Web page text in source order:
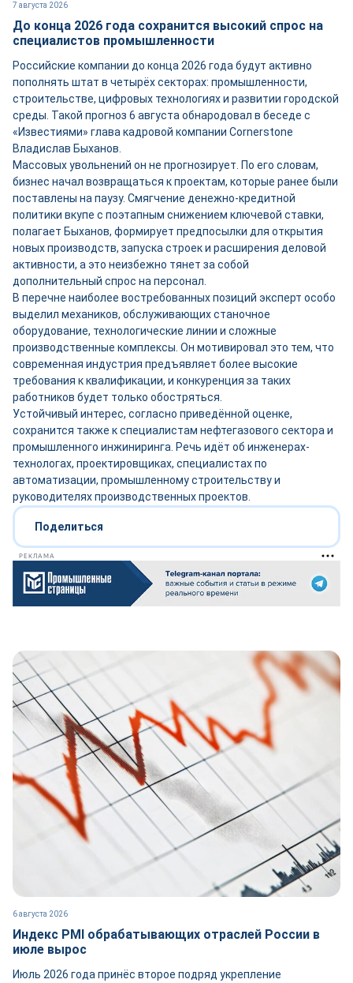
7 августа 2026
До конца 2026 года сохранится высокий спрос на
специалистов промышленности
Российские компании до конца 2026 года будут активно
пополнять штат в четырёх секторах: промышленности,
строительстве, цифровых технологиях и развитии городской
среды. Такой прогноз 6 августа обнародовал в беседе с
«Известиями» глава кадровой компании Cornerstone
Владислав Быханов.
Массовых увольнений он не прогнозирует. По его словам,
бизнес начал возвращаться к проектам, которые ранее были
поставлены на паузу. Смягчение денежно-кредитной
политики вкупе с поэтапным снижением ключевой ставки,
полагает Быханов, формирует предпосылки для открытия
новых производств, запуска строек и расширения деловой
активности, а это неизбежно тянет за собой
дополнительный спрос на персонал.
В перечне наиболее востребованных позиций эксперт особо
выделил механиков, обслуживающих станочное
оборудование, технологические линии и сложные
производственные комплексы. Он мотивировал это тем, что
современная индустрия предъявляет более высокие
требования к квалификации, и конкуренция за таких
работников будет только обостряться.
Устойчивый интерес, согласно приведённой оценке,
сохранится также к специалистам нефтегазового сектора и
промышленного инжиниринга. Речь идёт об инженерах-
технологах, проектировщиках, специалистах по
автоматизации, промышленному строительству и
руководителях производственных проектов.
Поделиться
РЕКЛАМА
6 августа 2026
Индекс PMI обрабатывающих отраслей России в
июле вырос
Июль 2026 года принёс второе подряд укрепление